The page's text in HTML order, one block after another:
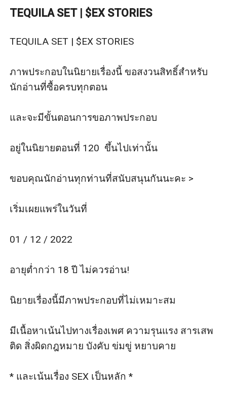
ผิดกฎหมาย บังคับ ข่มขู่ หยาบคาย
โลกสวย ใจบาง ชอบแนวสร้างสรรค์ กดข้ามนิยายเรื่องนี้ไป
TEQUILA SET
TURN ME ON สวาทร้อนซ่อนรัก (3P+)
TRY IT ON (coming soon)
sexual harassment คุกคามทางเพศ ทั้งพูดและกระทำ
BDSM / NC / PWP / ADULT ONLY
ยังไม่ระบุพระเอก
ลูกครึ่ง ไทย / รัสเซีย
"ฉันไม่ใช่นางเอก และไม่เคยได้เป็นด้วย!"
เปล่า..."
"แล้วนาย....อยากจะลองดื่มเตกีล่า สักช็อตไหม?"
"เพื่อว่าเราจะเข้ากันได้ง่ายขึ้น?"
- หนุ่มหล่อไฮโซในสังคมชั้นสูง ผู้ไม่เคยต้องเกรงกลัวใคร -
TEQUILA SET | $EX STORIES
TEQUILA SET | $EX STORIES
ภาพประกอบในนิยายเรื่องนี้ ขอสงวนสิทธิ์สำหรับ
นักอ่านที่ซื้อครบทุกตอน
และจะมีขั้นตอนการขอภาพประกอบ
อยู่ในนิยายตอนที่ 120  ขึ้นไปเท่านั้น
ขอบคุณนักอ่านทุกท่านที่สนับสนุนกันนะคะ >
เริ่มเผยแพร่ในวันที่
01 / 12 / 2022
อายุต่ำกว่า 18 ปี ไม่ควรอ่าน!
นิยายเรื่องนี้มีภาพประกอบที่ไม่เหมาะสม
มีเนื้อหาเน้นไปทางเรื่องเพศ ความรุนแรง สารเสพ
ติด สิ่งผิดกฎหมาย บังคับ ข่มขู่ หยาบคาย
* และเน้นเรื่อง SEX เป็นหลัก *